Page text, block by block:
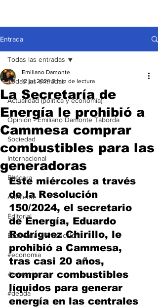
Entrada
Todas las entradas
Actualidad (política y economía)
Opinión - Emiliano Damonte Taborda
Sociedad
Internacional
Bitácora
Ambiente
Editorial
Economía y Producción
#economia
#consumo
#deuda
Todas las entradas
La Secretaría de
Energía le prohibió a
Cammesa comprar
combustibles para las
generadoras
Emiliano Damonte
12 jul 2024 3 min de lectura
Este miércoles a través
de la Resolución
150/2024, el secretario
de Energía, Eduardo
Rodríguez Chirillo, le
prohibió a Cammesa,
tras casi 20 años,
comprar combustibles
líquidos para generar
energía en las centrales